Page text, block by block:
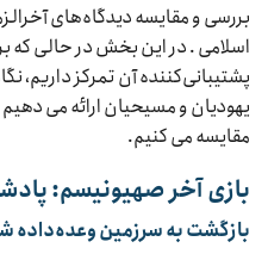
بررسی و مقایسه دیدگاه‌های
اسلامی . در این بخش در حالی
پشتیبانی‌کننده آن تمرکز داریم،
یهودیان و مسیحیان ارائه می دهیم
مقایسه می کنیم.
بازی آخر صهیونیسم:
بازگشت به سرزمین وعده‌داده